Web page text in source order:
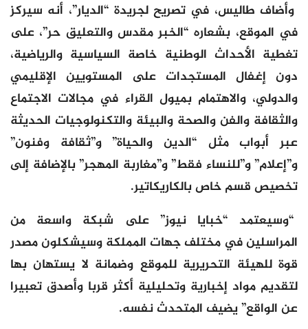
وأضاف طاليس، في تصريح لجريدة “الديار”، أنه سيركز
في الموقع، بشعاره “الخبر مقدس والتعليق حر”، على
تغطية الأحداث الوطنية خاصة السياسية والرياضية،
دون إغفال المستجدات على المستويين الإقليمي
والدولي، والاهتمام بميول القراء في مجالات الاجتماع
والثقافة والفن والصحة والبيئة والتكنولوجيات الحديثة
عبر أبواب مثل “الدين والحياة” و”ثقافة وفنون”
و”إعلام” و”للنساء فقط” و”مغاربة المهجر” بالإضافة إلى
تخصيص قسم خاص بالكاريكاتير.
“وسيعتمد “خبايا نيوز” على شبكة واسعة من
المراسلين في مختلف جهات المملكة وسيشكلون مصدر
قوة للهيئة التحريرية للموقع وضمانة لا يستهان بها
لتقديم مواد إخبارية وتحليلية أكثر قربا وأصدق تعبيرا
عن الواقع” يضيف المتحدث نفسه.